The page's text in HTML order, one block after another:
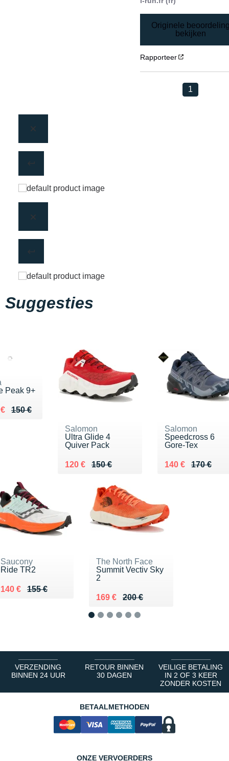
Originele
bekijken
Rapporteer
1
Suggesties
Peak 9+
150 €
de 150 €
110 €
Salomon
Ultra Glide 4
Quiver Pack
150 €
Au lieu de 150 €
120 €
Vendu 120 €
Salomon
Speedcross 6
Gore-Tex
170 €
Au lieu de 170 €
140 €
Vendu 140 €
Saucony
Ride TR2
155 €
Au lieu de 155 €
140 €
Vendu 140 €
The North Face
Summit Vectiv Sky
2
200 €
Au lieu de 200 €
169 €
Vendu 169 €
VERZENDING
BINNEN 24 UUR
RETOUR BINNEN
30 DAGEN
VEILIGE BETALING
IN 2 OF 3 KEER
ZONDER KOSTEN
BETAALMETHODEN
ONZE VERVOERDERS